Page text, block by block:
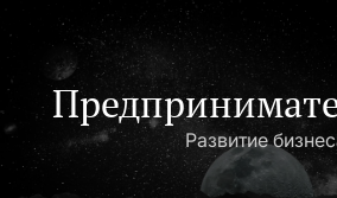
содержимому
Развитие